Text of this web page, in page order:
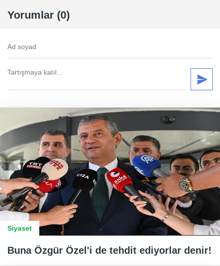
Yorumlar (0)
Siyaset
Buna Özgür Özel'i de tehdit ediyorlar denir!